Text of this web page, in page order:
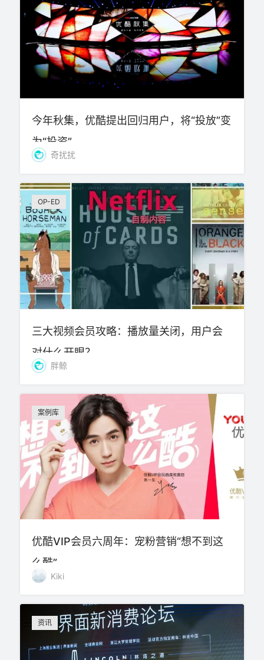
今年秋集，优酷提出回归用户，将“投放”变
为“投资”
奇扰扰
OP-ED
三大视频会员攻略：播放量关闭，用户会
对什么开眼？
胖鲸
案例库
优酷VIP会员六周年：宠粉营销“想不到这
么酷”
Kiki
资讯